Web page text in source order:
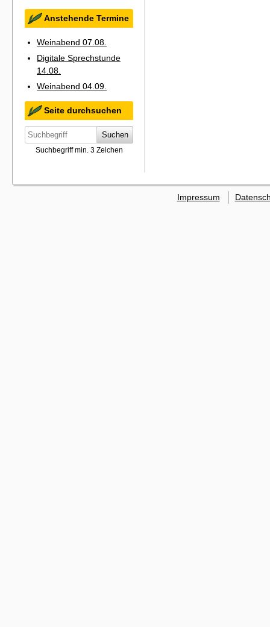
Anstehende Termine
Weinabend 07.08.
Digitale Sprechstunde
14.08.
Weinabend 04.09.
Seite durchsuchen
Suchen
Suchbegriff min. 3 Zeichen
Impressum